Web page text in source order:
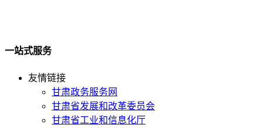
一站式服务
友情链接
甘肃政务服务网
甘肃省发展和改革委员会
甘肃省工业和信息化厅